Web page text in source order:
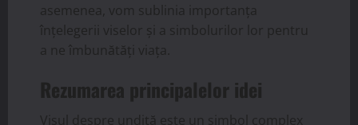
asemenea, vom sublinia importanța
înțelegerii viselor și a simbolurilor lor pentru
a ne îmbunătăți viața.
Rezumarea principalelor idei
Visul despre undiță este un simbol complex